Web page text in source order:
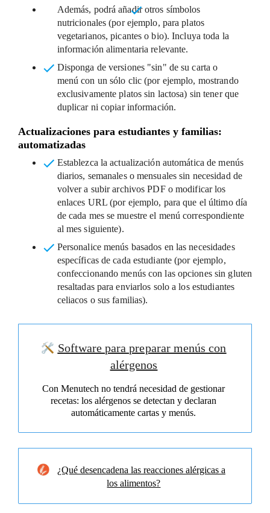
Software para preparar menús con
alérgenos
Con Menutech no tendrá necesidad de gestionar
recetas: los alérgenos se detectan y declaran
automáticamente cartas y menús.
¿Qué desencadena las reacciones alérgicas a
los alimentos?
Además, podrá añadirotros símbolos
nutricionales (por ejemplo, para platos
vegetarianos, picantes o bio). Incluya toda la
información alimentaria relevante.
Disponga de versiones "sin" de su carta o
menú con un sólo clic (por ejemplo, mostrando
exclusivamente platos sin lactosa) sin tener que
duplicar ni copiar información.
Actualizaciones para estudiantes y familias:
automatizadas
Establezca la actualización automática de menús
diarios, semanales o mensualessin necesidad de
volver a subir archivos PDF o modificar los
enlaces URL (por ejemplo, para que el último día
de cada mes se muestre el menú correspondiente
al mes siguiente).
Personalice menús basados en las necesidades
específicas de cada estudiante (por ejemplo,
confeccionando menús con las opciones sin gluten
resaltadas para enviarlos solo a los estudiantes
celiacos o sus familias).